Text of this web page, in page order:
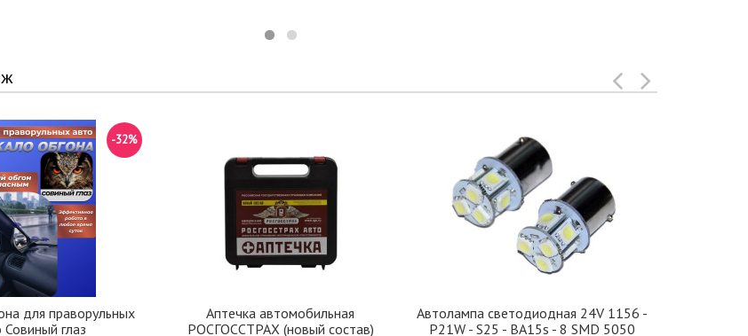
для праворульных
Совиный глаз
-32%
Аптечка автомобильная
РОСГОССТРАХ (новый состав)
Автолампа cветодиодная 24V 1156 -
P21W - S25 - BA15s - 8 SMD 5050